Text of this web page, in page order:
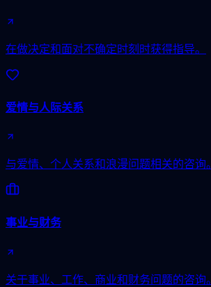
在做决定和面对不确定时刻时获得指导。
爱情与人际关系
与爱情、个人关系和浪漫问题相关的咨询。
事业与财务
关于事业、工作、商业和财务问题的咨询。